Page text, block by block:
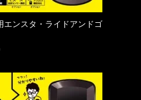
エンスタ・ライドアンドゴ